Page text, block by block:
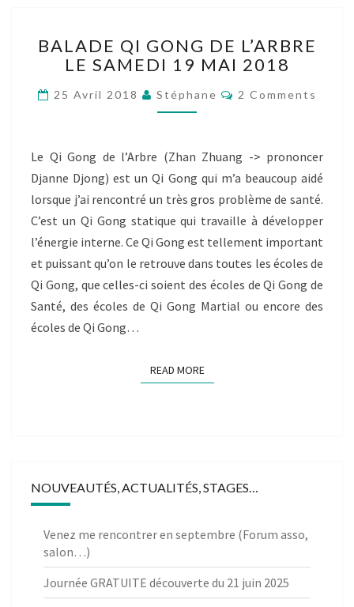
QI
GONG
L’ARBRE
LE
19
2018
BALADE QI GONG DE L’ARBRE
LE SAMEDI 19 MAI 2018
25 Avril 2018 Stéphane Comments
2 Comments
Le Qi Gong de l’Arbre (Zhan Zhuang -> prononcer
Djanne Djong) est un Qi Gong qui m’a beaucoup aidé
lorsque j’ai rencontré un très gros problème de santé.
C’est un Qi Gong statique qui travaille à développer
l’énergie interne. Ce Qi Gong est tellement important
et puissant qu’on le retrouve dans toutes les écoles de
Qi Gong, que celles-ci soient des écoles de Qi Gong de
Santé, des écoles de Qi Gong Martial ou encore des
écoles de Qi Gong…
READ MOREREAD MORE
NOUVEAUTÉS, ACTUALITÉS, STAGES…
Venez me rencontrer en septembre (Forum asso,
salon…)
Journée GRATUITE découverte du 21 juin 2025